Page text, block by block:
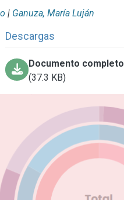
| Ganuza, María Luján
Descargas
Documento completo
(37.3 KB)